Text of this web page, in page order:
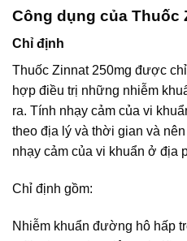
Công dụng của Thuốc
Chỉ định
Thuốc Zinnat 250mg được
hợp điều trị những nhiễm
ra. Tính nhạy cảm của vi
theo địa lý và thời gian và
nhạy cảm của vi khuẩn ở địa
Chỉ định gồm:
Nhiễm khuẩn đường hô hấp